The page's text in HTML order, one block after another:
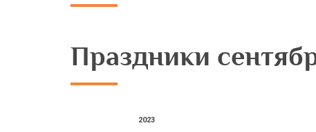
Праздники
2023